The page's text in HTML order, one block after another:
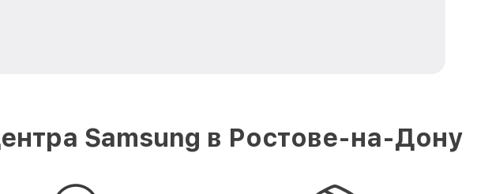
Samsung в Ростове-на-Дону